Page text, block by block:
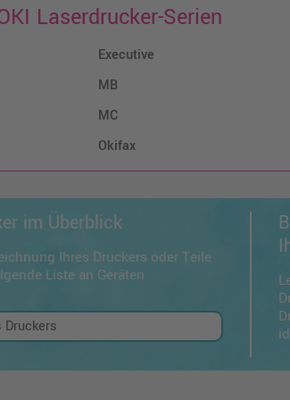
Laserdrucker-Serien
Executive
MB
MC
Okifax
im Überblick
Ihres Druckers oder Teile
Liste an Geräten